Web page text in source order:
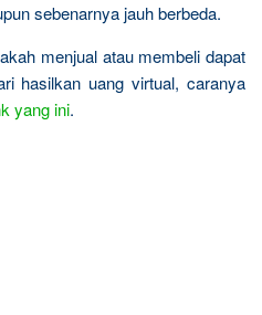
sebenarnya jauh berbeda.
menjual atau membeli dapat
hasilkan uang virtual, caranya
yang ini.